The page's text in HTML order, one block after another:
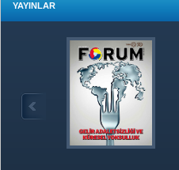
YAYINLAR